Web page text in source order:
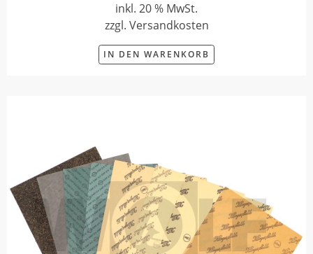
inkl. 20 % MwSt.
zzgl. Versandkosten
IN DEN WARENKORB